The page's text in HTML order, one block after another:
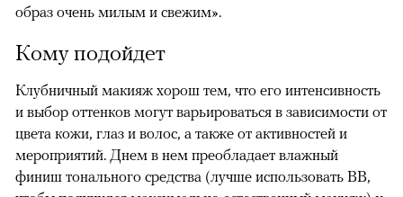
00:00 / 00:00
образ очень милым и свежим».
Кому подойдет
Клубничный макияж хорош тем, что его интенсивность
и выбор оттенков могут варьироваться в зависимости от
цвета кожи, глаз и волос, а также от активностей и
мероприятий. Днем в нем преобладает влажный
финиш тонального средства (лучше использовать BB,